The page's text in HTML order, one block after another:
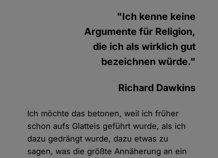
"Ich kenne keine
Argumente für Religion,
die ich als wirklich gut
bezeichnen würde."
Richard Dawkins
Ich möchte das betonen, weil ich früher
schon aufs Glatteis geführt wurde, als ich
dazu gedrängt wurde, dazu etwas zu
sagen, was die größte Annäherung an ein